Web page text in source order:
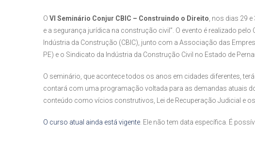
O VI Seminário Conjur CBIC – Construindo o Direito , nos dias 29
e a segurança jurídica na construção civil”. O evento é realizado
Indústria da Construção (CBIC), junto com a Associação das
PE) e o Sindicato da Indústria da Construção Civil no Estado de
O seminário, que acontece todos os anos em cidades diferentes,
contará com uma programação voltada para as demandas atuais
conteúdo como vícios construtivos, Lei de Recuperação Judicial e
O curso atual ainda está vigente . Ele não tem data específica. É